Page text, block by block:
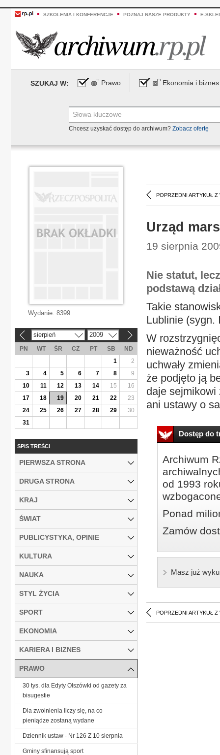
SZKOLENIA I KONFERENCJE POZNAJ NASZE PRODUKTY E-
SZUKAJ W: Prawo Ekonomia i biznes
Chcesz uzyskać dostęp do archiwum? Zobacz ofertę
POPRZEDNI ARTYKUŁ Z
Urząd
19 sierpnia
Nie statut,
podstawą
Takie
Lublinie (sygn.
W
nieważność
uchwały
że podjęto ją
daje sejmikowi
ani ustawy o
Dostęp do
Archiwum
od 1993
Ponad
Zamów
Masz już
POPRZEDNI ARTYKUŁ Z
Wydanie: 8399
sierpień 2009
PN WT ŚR CZ PT SB
ND
1
2
3
4 5 6 7 8
9
10
11 12 13 14 15
16
17
18 19 20 21 22
23
24
25 26 27 28 29
30
31
SPIS TREŚCI
PIERWSZA STRONA
DRUGA STRONA
KRAJ
ŚWIAT
PUBLICYSTYKA, OPINIE
KULTURA
NAUKA
STYL ŻYCIA
SPORT
EKONOMIA
KARIERA I BIZNES
PRAWO
30 tys. dla Edyty Olszówki od gazety za
bisugestie
Dla zwolnienia liczy się, na co
pieniądze zostaną wydane
Dziennik ustaw - Nr 126 Z 10 sierpnia
Gminy sfinansują sport